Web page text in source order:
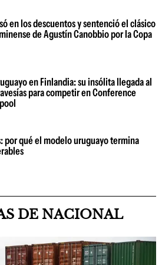
en los descuentos y sentenció el clásico
de Agustín Canobbio por la Copa
en Finlandia: su insólita llegada al
para competir en Conference
por qué el modelo uruguayo termina
DE NACIONAL